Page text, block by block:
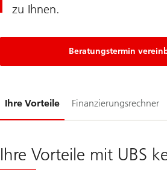
zu Ihnen.
Beratungstermin
Ihre Vorteile Finanzierungsrechner
1-
Ihre Vorteile mit UBS